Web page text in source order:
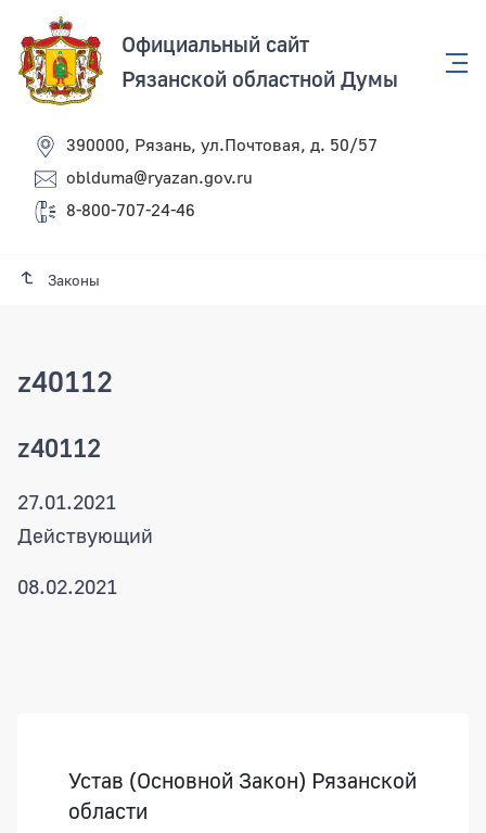
Официальный сайт
Рязанской областной Думы
390000, Рязань, ул.Почтовая, д. 50/57
oblduma@ryazan.gov.ru
8-800-707-24-46
Законы
z40112
z40112
27.01.2021
Действующий
08.02.2021
Устав (Основной Закон) Рязанской
области